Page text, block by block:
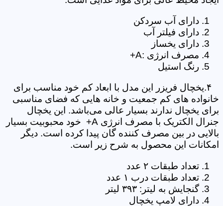
دارای آب سردکن
دارای فیلتر آب
دارای یخساز
مصرف انرژی :A+
رنگ استیل
۴.یخچال فریزر این مدل با ابعاد کم خود مناسب برای
خانواده های کم جمعیت و خانه هایی که فضای مناسبی
برای یخچال ندارند بسیار عالی می‌باشد. این یخچال
جنرال الکتریک با مصرف انرژی A+ خود محبوبیت بسیار
بالایی در بین مصرف کننده گان پیدا کرده است. دیگر
امکانات این محصول به شرح زیر است.
تعداد طبقات ۲ عدد
تعداد طبقات درب ۱ عدد
گنجایش به لیتر: ۳۹۳ لیتر
دارای لامپ یخچال